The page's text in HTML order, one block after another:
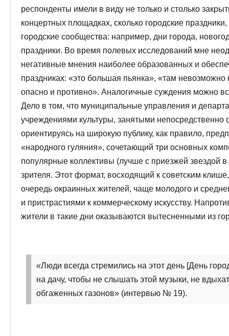
респонденты имели в виду не только и столько
концертных площадках, сколько городские
городские сообщества: например, дни города,
праздники. Во время полевых исследований мне
негативные мнения наиболее образованных и
праздниках: «это большая пьянка», «там невозможно
опасно и противно». Аналогичные суждения можно
Дело в том, что муниципальные управления и
учреждениями культуры, занятыми непосредственно
ориентируясь на широкую публику, как правило,
«народного гуляния», сочетающий три основных
популярные коллективы (лучше с приезжей звездой
зрителя. Этот формат, восходящий к советским
очередь окраинных жителей, чаще молодого и
и пристрастиями к коммерческому искусству.
жители в такие дни оказываются вытесненными из
«Люди всегда стремились на этот день [День
на дачу, чтобы не слышать этой музыки, не
обгаженных газонов» (интервью № 19).